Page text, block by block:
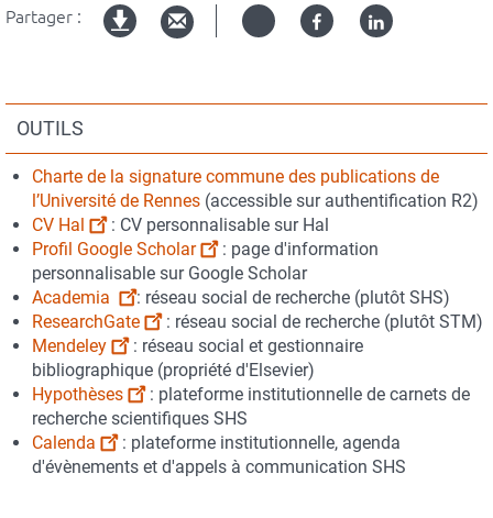
Partager : Twitter FacebookLinked
Blocs
personnalisables
OUTILS
Contenu
bloc
Charte de la signature commune des publications de
l’Université de Rennes (accessible sur authentification R2)
CV Hal
: CV personnalisable sur Hal
Profil Google Scholar
: page d'information
personnalisable sur Google Scholar
Academia
: réseau social de recherche (plutôt SHS)
ResearchGate
: réseau social de recherche (plutôt STM)
Mendeley
: réseau social et gestionnaire
bibliographique (propriété d'Elsevier)
Hypothèses
: plateforme institutionnelle de carnets de
recherche scientifiques SHS
Calenda
: plateforme institutionnelle, agenda
d'évènements et d'appels à communication SHS